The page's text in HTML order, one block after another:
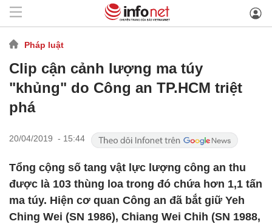
Pháp luật
Clip cận cảnh lượng ma túy
"khủng" do Công an TP.HCM triệt
phá
20/04/2019 - 15:44
Tổng cộng số tang vật lực lượng công an thu
được là 103 thùng loa trong đó chứa hơn 1,1 tấn
ma túy. Hiện cơ quan Công an đã bắt giữ Yeh
Ching Wei (SN 1986), Chiang Wei Chih (SN 1988,